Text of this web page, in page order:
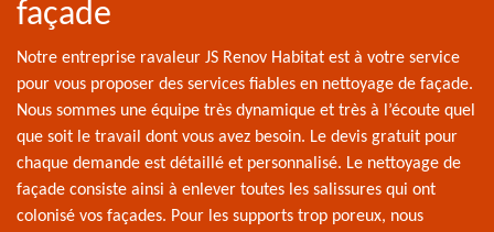
façade
Notre entreprise ravaleur JS Renov Habitat est à votre service
pour vous proposer des services fiables en nettoyage de façade.
Nous sommes une équipe très dynamique et très à l’écoute quel
que soit le travail dont vous avez besoin. Le devis gratuit pour
chaque demande est détaillé et personnalisé. Le nettoyage de
façade consiste ainsi à enlever toutes les salissures qui ont
colonisé vos façades. Pour les supports trop poreux, nous